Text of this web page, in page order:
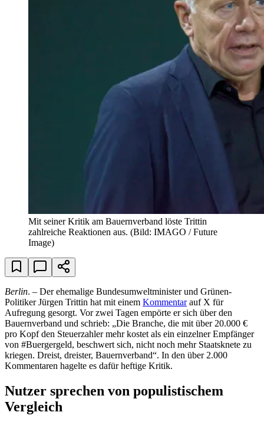
Mit seiner Kritik am Bauernverband löste Trittin
zahlreiche Reaktionen aus. (Bild: IMAGO / Future
Image)
Berlin. – Der ehemalige Bundesumweltminister und Grünen-
Politiker Jürgen Trittin hat mit einem Kommentarauf X für
Aufregung gesorgt. Vor zwei Tagen empörte er sich über den
Bauernverband und schrieb: „Die Branche, die mit über 20.000 €
pro Kopf den Steuerzahler mehr kostet als ein einzelner Empfänger
von #Buergergeld, beschwert sich, nicht noch mehr Staatsknete zu
kriegen. Dreist, dreister, Bauernverband“. In den über 2.000
Kommentaren hagelte es dafür heftige Kritik.
Nutzer sprechen von populistischem
Vergleich